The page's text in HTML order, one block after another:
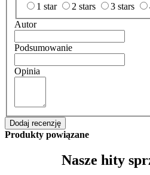
1 star
2 stars 3 stars
Autor
Podsumowanie
Opinia
Dodaj recenzję
Produkty powiązane
Nasze hity